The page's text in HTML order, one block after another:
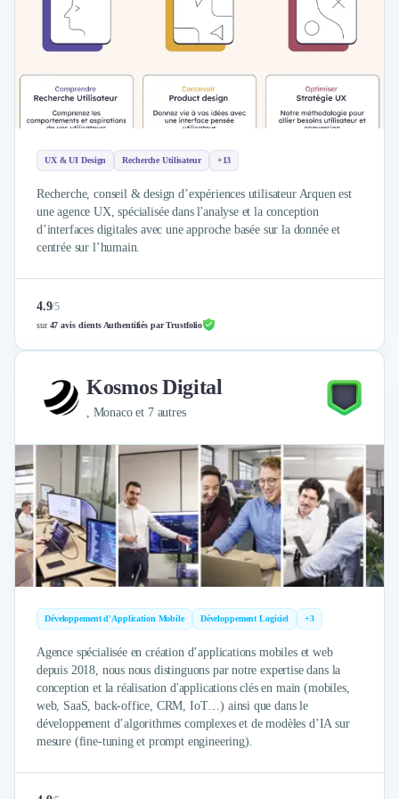
Communication
Veille commerciale
Photographie
Salons
Études Marketing
Présentations PowerPoint
SMS Marketing
Email Marketing
Data Marketing
Logiciel Commercial
Assurance
Expertise Comptable
Subventions & Aides
Droit des Affaires
Externalisation Administrative
Transactions Services
Restructuring
Droit Commercial
Droit du Travail
Propriété Intellectuelle (IP/IT)
Banque
Gestion de trésorerie
Financement de matériel ou équipement
Solutions de Paiement
Fiscalité
UX & UI Design
Développement Web
Product Management
Internet of Things (IoT)
UX & UI Design Recherche Utilisateur +13
Recherche, conseil & design d’expériences utilisateur Arquen est
une agence UX, spécialisée dans l'analyse et la conception
d’interfaces digitales avec une approche basée sur la donnée et
centrée sur l’humain.
4.9/5
sur47 avis clients Authentifiés par Trustfolio
Kosmos Digital
, Monaco et 7 autres
Développement d'Application Mobile Développement Logiciel +3
Agence spécialisée en création d’applications mobiles et web
depuis 2018, nous nous distinguons par notre expertise dans la
conception et la réalisation d'applications clés en main (mobiles,
web, SaaS, back-office, CRM, IoT…) ainsi que dans le
développement d’algorithmes complexes et de modèles d’IA sur
mesure (fine-tuning et prompt engineering).